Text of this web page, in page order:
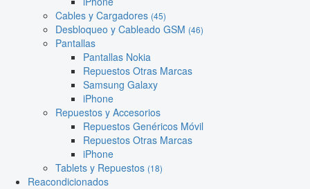
Cables y Cargadores (45)
Desbloqueo y Cableado GSM (46)
Pantallas
Pantallas Nokia
Repuestos Otras Marcas
Samsung Galaxy
iPhone
Repuestos y Accesorios
Repuestos Genéricos Móvil
Repuestos Otras Marcas
iPhone
Tablets y Repuestos (18)
Reacondicionados